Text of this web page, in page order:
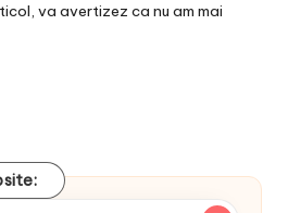
va avertizez ca nu am mai